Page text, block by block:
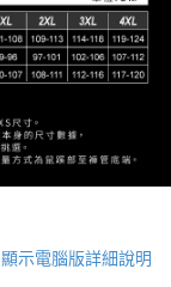
顯示電腦版詳細說明